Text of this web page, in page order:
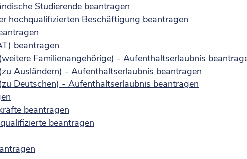
Studierende beantragen
hochqualifizierten Beschäftigung beantragen
beantragen
Familienangehörige) - Aufenthaltserlaubnis
Ausländern) - Aufenthaltserlaubnis beantragen
Deutschen) - Aufenthaltserlaubnis beantragen
beantragen
beantragen